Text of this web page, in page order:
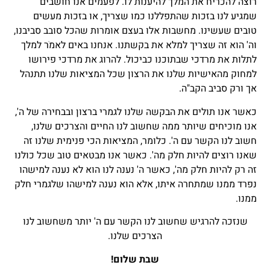
שמגיע לנו בזכות שהתפללנו כמו שצריך, או בזכות מעשים
טובים שעשינו. מחשבות אלו בעצם אומרות שהכל סובב סביבנו,
וה' הוא זה שצריך למלא את בקשתנו. אנחנו באים לאמֹר למלך
לתלות את מרדכי שבתוכנו כביכול. להרוג את מרדכי פירושו
למחוק מהאישיות שלנו את הרצון שכל המציאות שלנו תתנהל
אך ורק סביב הקב"ה.
כאשר אנו תולים את הבקשה שלנו לגמרי ברצון ובבחירה של ה',
אנו מוכיחים שיותר ממה שחשוב לנו החיים והצרכים שלנו,
חשוב לנו הקשר עם ה'. כלומר, המציאות הכי פנימית שלנו זה
שאנו רוצים להיות חלק מה'. כאשר אנו מבטאים טוב שכל כולנו
זה רק להיות חלק מה', כאשר ה' נענה לנו הוא לא נענה למישהו
נפרד ממנו שמתחרה איתו, אלא הוא נענה למישהו שלגמרי חלק
ממנו.
שנזכה להרגיש שחשוב לנו הקשר עם ה' יותר משחשוב לנו
הצרכים שלנו.
שבת שלום!